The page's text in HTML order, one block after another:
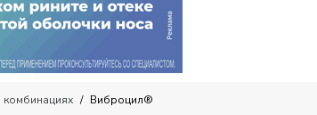
Виброцил®